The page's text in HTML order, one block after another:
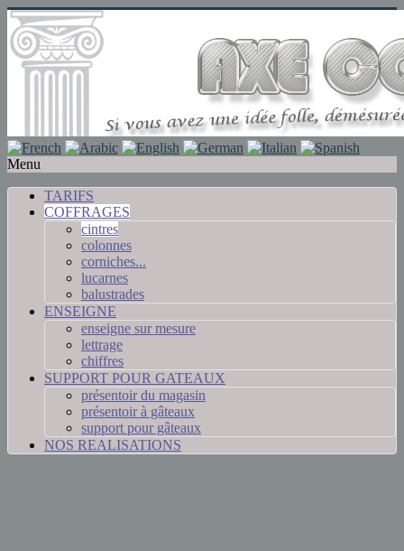
Menu
TARIFS
COFFRAGES
cintres
colonnes
corniches...
lucarnes
balustrades
ENSEIGNE
enseigne sur mesure
lettrage
chiffres
SUPPORT POUR GATEAUX
présentoir du magasin
présentoir à gâteaux
support pour gâteaux
NOS REALISATIONS